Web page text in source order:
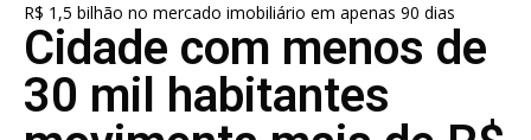
R$ 1,5 bilhão no mercado imobiliário em apenas 90 dias
Cidade com menos de
30 mil habitantes